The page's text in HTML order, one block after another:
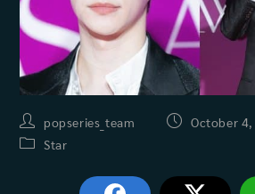
Post
author:
popseries_team
PostOctober
PostStar